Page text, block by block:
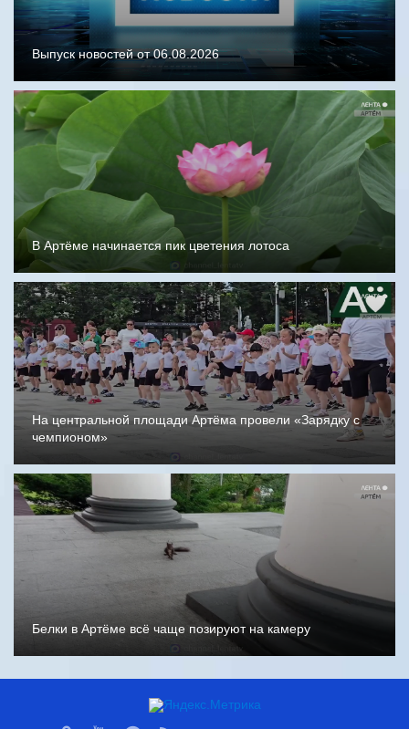
Выпуск новостей от 06.08.2026
В Артёме начинается пик цветения лотоса
На центральной площади Артёма провели «Зарядку с
чемпионом»
Белки в Артёме всё чаще позируют на камеру